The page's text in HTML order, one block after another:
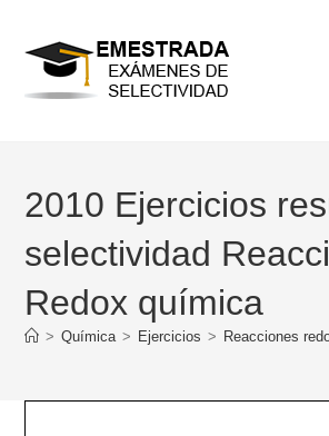
contenido
2010 Ejercicios
selectividad
Redox química
> Química > Ejercicios > Reacciones